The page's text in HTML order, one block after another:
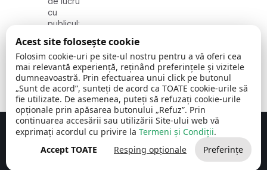
cu
publicul:
08:00 -
16:30
, vineri:
08:00 -
14:00
Comuna Cerchezu © 2026Toate drepturile rezervate
Concept realizat de Big Media Relații Publice SRL
Acest site folosește cookie
Folosim cookie-uri pe site-ul nostru pentru a vă oferi cea
mai relevantă experiență, reținând preferințele și vizitele
dumneavoastră. Prin efectuarea unui click pe butonul
„Sunt de acord”, sunteți de acord ca TOATE cookie-urile să
fie utilizate. De asemenea, puteți să refuzați cookie-urile
opționale prin apăsarea butonului „Refuz”. Prin
continuarea accesării sau utilizării Site-ului web vă
exprimați acordul cu privire la Termeni și Condiții.
Accept TOATE
Resping opționale Preferințe